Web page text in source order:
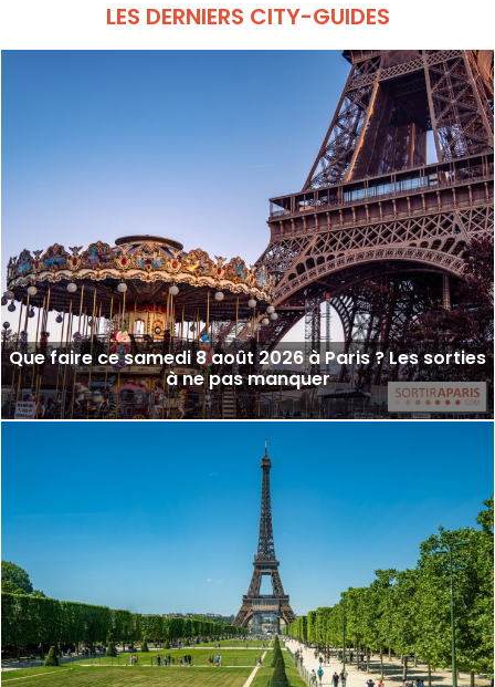
LES DERNIERS CITY-GUIDES
Que faire ce samedi 8 août 2026 à Paris ? Les sorties
à ne pas manquer